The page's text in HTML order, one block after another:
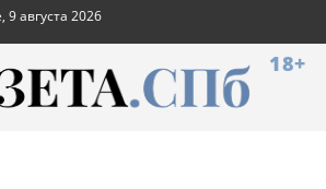
9 августа 2026
18+